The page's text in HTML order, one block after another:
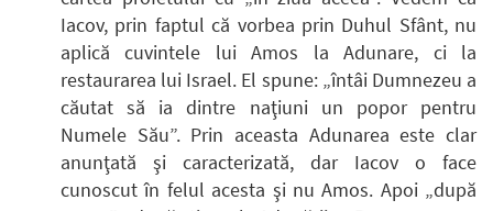
Iacov, prin faptul că vorbea prin Duhul Sfânt, nu
aplică cuvintele lui Amos la Adunare, ci la
restaurarea lui Israel. El spune: „întâi Dumnezeu a
căutat să ia dintre naţiuni un popor pentru
Numele Său”. Prin aceasta Adunarea este clar
anunţată şi caracterizată, dar Iacov o face
cunoscut în felul acesta şi nu Amos. Apoi „după